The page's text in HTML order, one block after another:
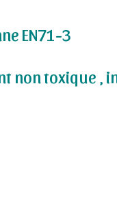
EN71-3
non toxique ,